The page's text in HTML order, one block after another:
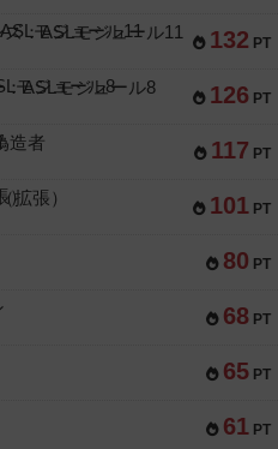
132 PT
：ASLモジュール11
126 PT
ASLモジュール8
117 PT
造者
101 PT
拡張）
80 PT
68 PT
65 PT
61 PT